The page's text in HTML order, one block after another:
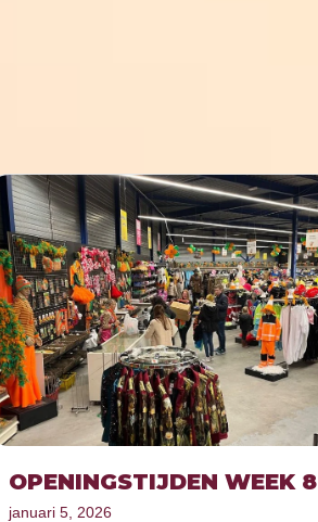
OPENINGSTIJDEN WEEK 8
januari 5, 2026